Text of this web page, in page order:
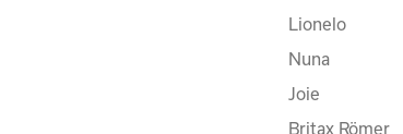
Lionelo
Nuna
Joie
Britax Römer